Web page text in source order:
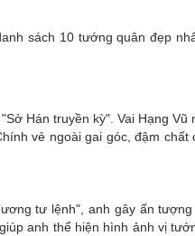
sách 10 tướng quân đẹp
Hán truyền kỳ". Vai Hạng Vũ
vẻ ngoài gai góc, đậm chất
tư lệnh", anh gây ấn tượng
anh thể hiện hình ảnh vị